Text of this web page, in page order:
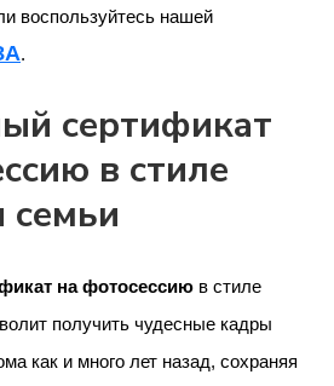
воспользуйтесь нашей
.
сертификат
в стиле
семьи
на фотосессию в стиле
получить чудесные кадры
как и много лет назад, сохраняя